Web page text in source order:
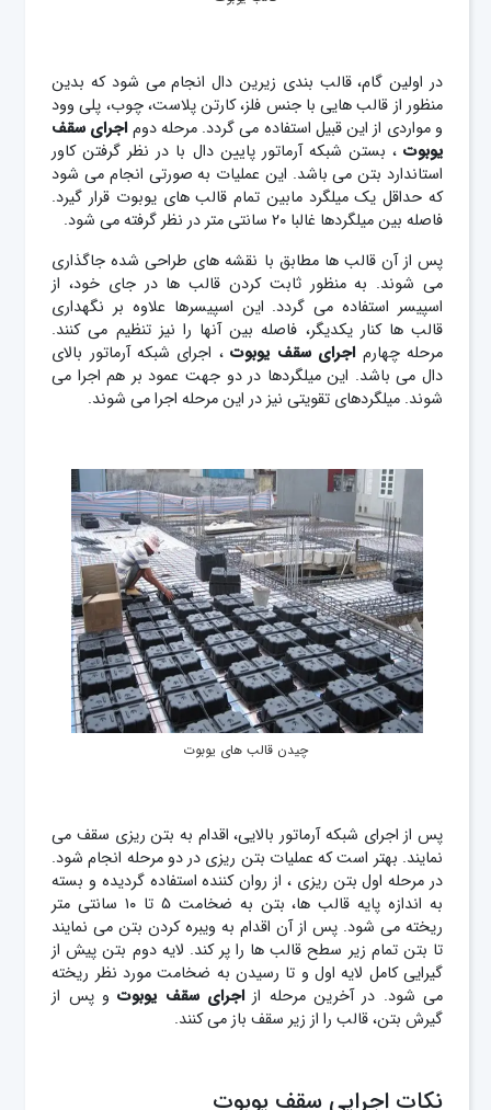
در اولین گام، قالب بندی زیرین دال انجام می شود که بدین
منظور از قالب هایی با جنس فلز، کارتن پلاست، چوب، پلی وود
و مواردی از این قبیل استفاده می گردد. مرحله دوماجرای سقف
یوبوت ، بستن شبکه آرماتور پایین دال با در نظر گرفتن کاور
استاندارد بتن می باشد. این عملیات به صورتی انجام می شود
که حداقل یک میلگرد مابین تمام قالب های یوبوت قرار گیرد.
فاصله بین میلگردها غالبا ۲۰ سانتی متر در نظر گرفته می شود.
پس از آن قالب ها مطابق با نقشه های طراحی شده جاگذاری
می شوند. به منظور ثابت کردن قالب ها در جای خود، از
اسپیسر استفاده می گردد. این اسپیسرها علاوه بر نگهداری
قالب ها کنار یکدیگر، فاصله بین آنها را نیز تنظیم می کنند.
مرحله چهارماجرای سقف یوبوت،‌ اجرای شبکه آرماتور بالای
دال می باشد. این میلگردها در دو جهت عمود بر هم اجرا می
شوند. میلگردهای تقویتی نیز در این مرحله اجرا می شوند.
چیدن قالب های یوبوت
پس از اجرای شبکه آرماتور بالایی، اقدام به بتن ریزی سقف می
نمایند. بهتر است که عملیات بتن ریزی در دو مرحله انجام شود.
در مرحله اول بتن ریزی ، از روان کننده استفاده گردیده و بسته
به اندازه پایه قالب ها، بتن به ضخامت ۵ تا ۱۰ سانتی متر
ریخته می شود. پس از آن اقدام به ویبره کردن بتن می نمایند
تا بتن تمام زیر سطح قالب ها را پر کند. لایه دوم بتن پیش از
گیرایی کامل لایه اول و تا رسیدن به ضخامت مورد نظر ریخته
می شود. در آخرین مرحله ازاجرای سقف یوبوتو پس از
گیرش بتن، قالب را از زیر سقف باز می کنند.
نکات اجرایی سقف یوبوت